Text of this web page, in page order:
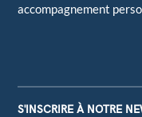
accompagnement
S'INSCRIRE À NOTRE